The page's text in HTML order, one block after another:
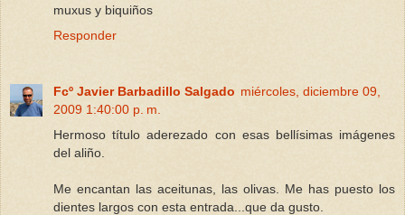
muxus y biquiños
Responder
Fcº Javier Barbadillo Salgado miércoles, diciembre 09,
2009 1:40:00 p. m.
Hermoso título aderezado con esas bellísimas imágenes
del aliño.
Me encantan las aceitunas, las olivas. Me has puesto los
dientes largos con esta entrada...que da gusto.